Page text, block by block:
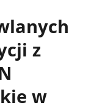
z
w